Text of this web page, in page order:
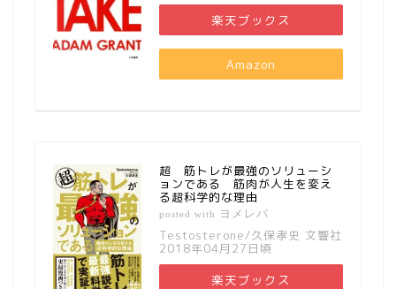
楽天ブックス
Amazon
超 筋トレが最強のソリューシ
ョンである 筋肉が人生を変え
る超科学的な理由
posted with ヨメレバ
Testosterone/久保孝史 文響社
2018年04月27日頃
楽天ブックス